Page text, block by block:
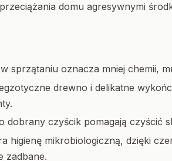
domu agresywnymi
sprzątaniu oznacza mniej chemii,
drewno i delikatne
dobrany czyścik pomagają
higienę mikrobiologiczną, dzięki
zadbane.